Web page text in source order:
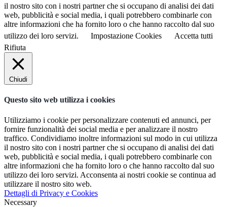
il nostro sito con i nostri partner che si occupano di analisi dei dati
web, pubblicità e social media, i quali potrebbero combinarle con
altre informazioni che ha fornito loro o che hanno raccolto dal suo
utilizzo dei loro servizi.
Impostazione Cookies
Accetta tutti
Rifiuta
Chiudi
Questo sito web utilizza i cookies
Utilizziamo i cookie per personalizzare contenuti ed annunci, per
fornire funzionalità dei social media e per analizzare il nostro
traffico. Condividiamo inoltre informazioni sul modo in cui utilizza
il nostro sito con i nostri partner che si occupano di analisi dei dati
web, pubblicità e social media, i quali potrebbero combinarle con
altre informazioni che ha fornito loro o che hanno raccolto dal suo
utilizzo dei loro servizi. Acconsenta ai nostri cookie se continua ad
utilizzare il nostro sito web.
Dettagli di Privacy e Cookies
Necessary